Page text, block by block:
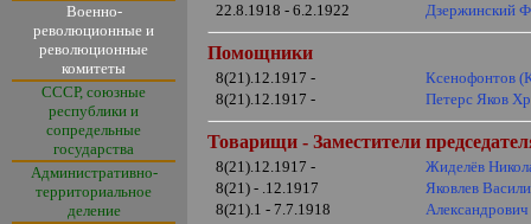
Военно-
революционные и
революционные
комитеты
СССР, союзные
республики и
сопредельные
государства
Административно-
территориальное
деление
22.8.1918 - 6.2.1922
Дзержинский
Помощники
8(21).12.1917 -
Ксенофонтов
8(21).12.1917 -
Петерс Яков
Товарищи - Заместители
8(21).12.1917 -
Жиделёв
8(21) - .12.1917
Яковлев
8(21).1 - 7.7.1918